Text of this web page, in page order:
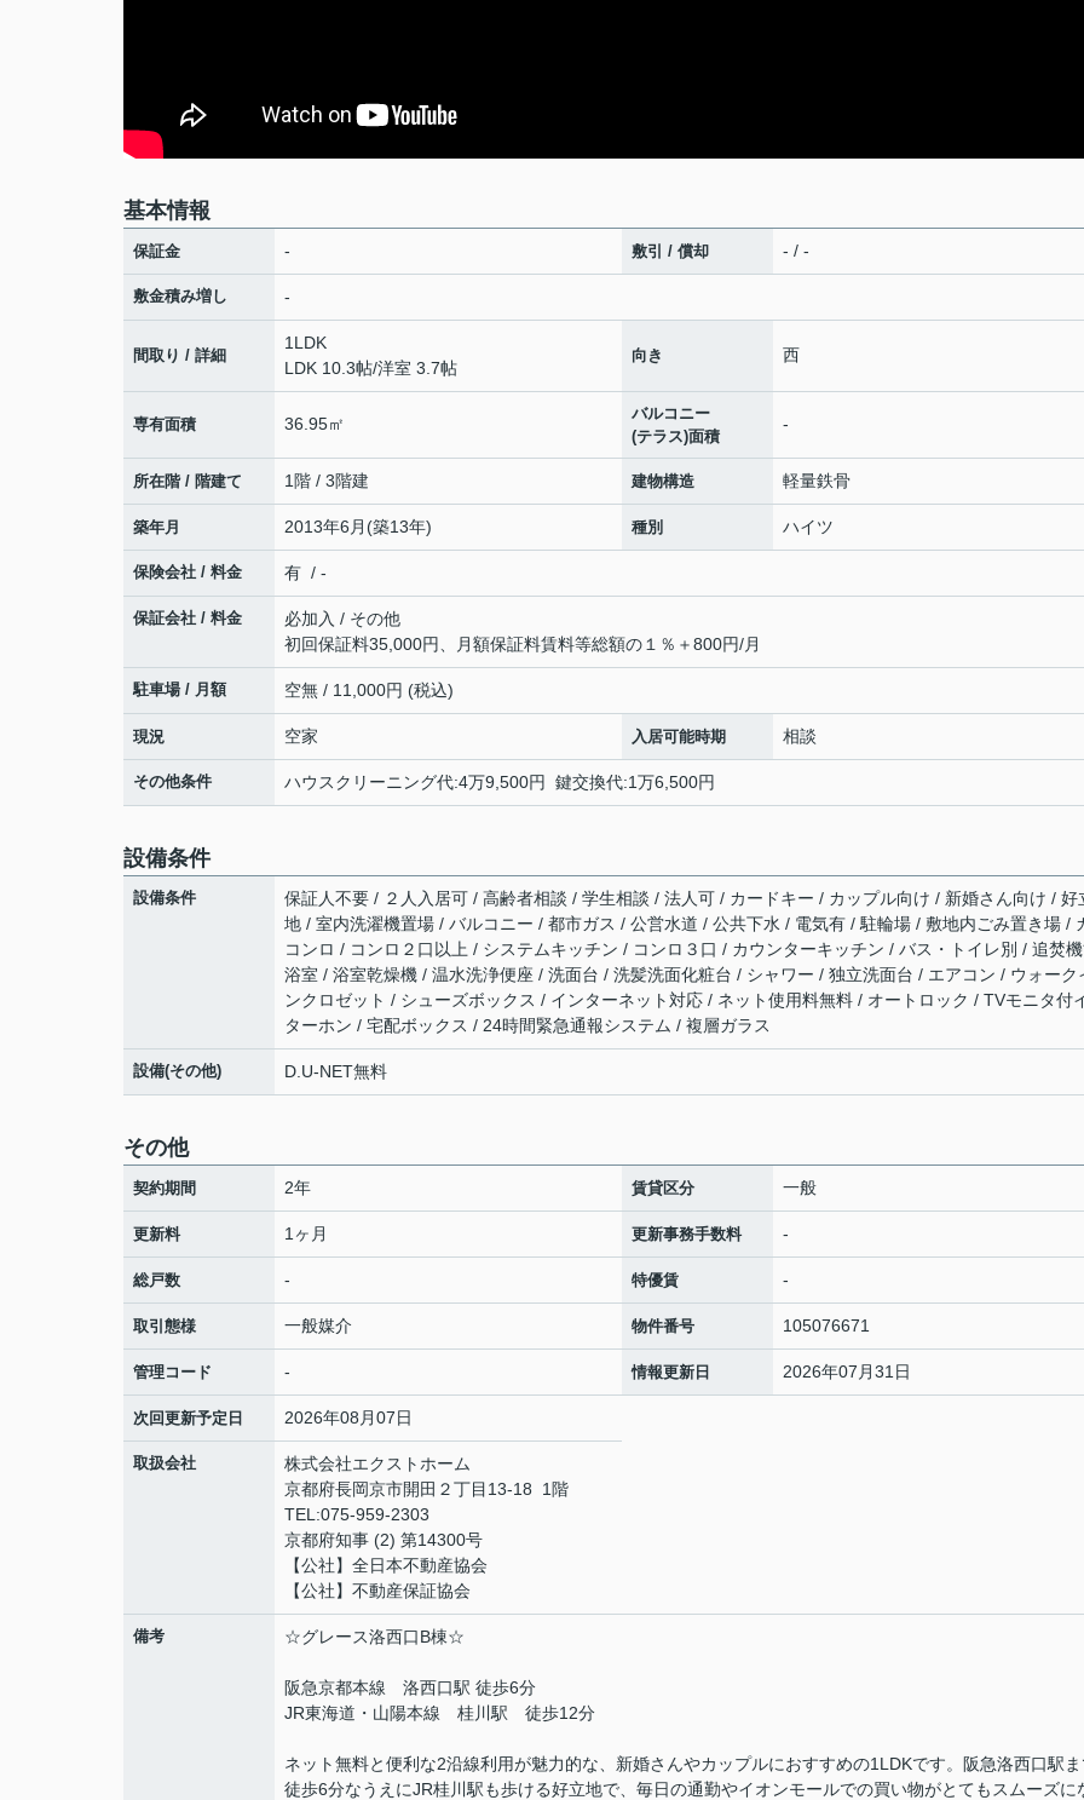
基本情報
保証金 - 敷引 / 償却 - / -
敷金積み増し -
間取り / 詳細
1LDK
LDK 10.3帖/洋室 3.7帖
向き 西
専有面積 36.95㎡
バルコニー
(テラス)面積
-
所在階 / 階建て 1階 / 3階建 建物構造 軽量鉄骨
築年月 2013年6月(築13年) 種別 ハイツ
保険会社 / 料金 有 / -
保証会社 / 料金
必加入 / その他
初回保証料35,000円、月額保証料賃料等総額の１％＋800円/月
駐車場 / 月額 空無 / 11,000円 (税込)
現況 空家 入居可能時期 相談
その他条件 ハウスクリーニング代:4万9,500円 鍵交換代:1万6,500円
設備条件
設備条件
保証人不要 / ２人入居可 / 高齢者相談 / 学生相談 / 法人可 / カードキー / カップル向け / 新婚さん向け / 好
地 / 室内洗濯機置場 / バルコニー / 都市ガス / 公営水道 / 公共下水 / 電気有 / 駐輪場 / 敷地内ごみ置き場 /
コンロ / コンロ２口以上 / システムキッチン / コンロ３口 / カウンターキッチン / バス・トイレ別 / 追焚
浴室 / 浴室乾燥機 / 温水洗浄便座 / 洗面台 / 洗髪洗面化粧台 / シャワー / 独立洗面台 / エアコン / ウォーク
ンクロゼット / シューズボックス / インターネット対応 / ネット使用料無料 / オートロック / TVモニタ付
ターホン / 宅配ボックス / 24時間緊急通報システム / 複層ガラス
設備(その他) D.U-NET無料
その他
契約期間 2年 賃貸区分 一般
更新料 1ヶ月 更新事務手数料 -
総戸数 - 特優賃 -
取引態様 一般媒介 物件番号 105076671
管理コード - 情報更新日 2026年07月31日
次回更新予定日 2026年08月07日
取扱会社
株式会社エクストホーム
京都府長岡京市開田２丁目13-18 1階
TEL:075-959-2303
京都府知事 (2) 第14300号
【公社】全日本不動産協会
【公社】不動産保証協会
備考 ☆グレース洛西口B棟☆
阪急京都本線 洛西口駅 徒歩6分
JR東海道・山陽本線 桂川駅 徒歩12分
ネット無料と便利な2沿線利用が魅力的な、新婚さんやカップルにおすすめの1LDKです。阪急洛西口駅
徒歩6分なうえにJR桂川駅も歩ける好立地で、毎日の通勤やイオンモールでの買い物がとてもスムーズに